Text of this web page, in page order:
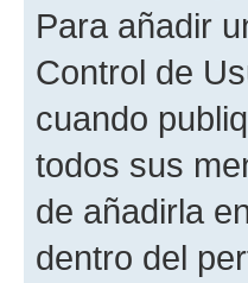
Para añadir
Control de
cuando
todos sus
de añadirla
dentro del